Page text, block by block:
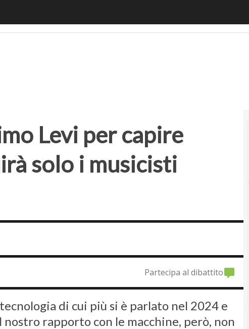
Levi per capire
solo i musicisti
Partecipa al dibattito
di cui più si è parlato nel 2024 e
nostro rapporto con le macchine, però, non